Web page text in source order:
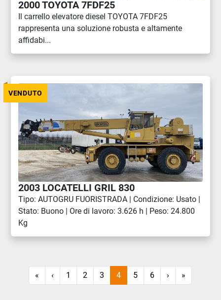
2000 TOYOTA 7FDF25
Il carrello elevatore diesel TOYOTA 7FDF25
rappresenta una soluzione robusta e altamente
affidabi...
VENDUTO
2003 LOCATELLI GRIL 830
Tipo: AUTOGRU FUORISTRADA | Condizione: Usato |
Stato: Buono | Ore di lavoro: 3.626 h | Peso: 24.800
Kg
« ‹ 1 2 3 4 5 6 › »